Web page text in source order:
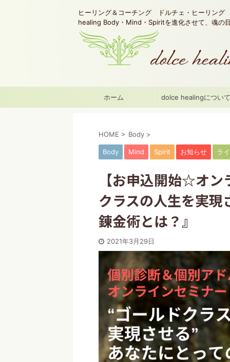
ヒーリング＆コーチング ドルチェ・ヒーリン
healing Body・Mind・Spiritを進化させて、魂の
ホーム dolce healingについて
HOME > Body >
Body Mind Spirit お知らせ ラ
【お申込開始☆オ
クラスの人生を実現
錬金術とは？』
2021年3月29日